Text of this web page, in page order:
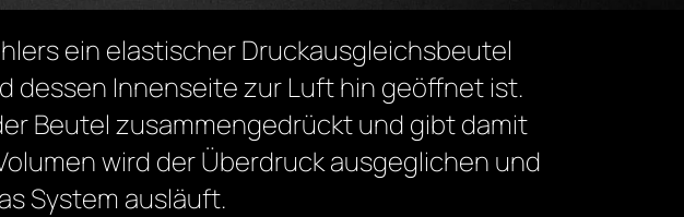
ein elastischer Druckausgleichsbeutel
dessen Innenseite zur Luft hin geöffnet ist.
Beutel zusammengedrückt und gibt damit
wird der Überdruck ausgeglichen und
System ausläuft.